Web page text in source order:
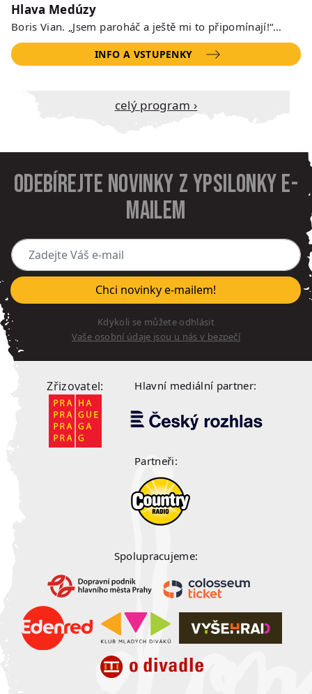
Hlava Medúzy
Boris Vian. „Jsem paroháč a ještě mi to připomínají!“…
INFO A VSTUPENKY
Celý program ›
Odebírejte novinky z Ypsilonky e-
mailem
Zadejte Váš e-mail
Chci novinky e-mailem!
Kdykoli se můžete odhlásit
Vaše osobní údaje jsou u nás v bezpečí
Zřizovatel: Hlavní mediální partner:
Partneři:
Spolupracujeme: